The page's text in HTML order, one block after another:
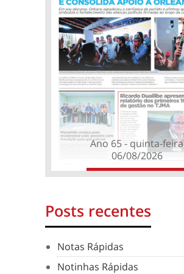
Ano 65 - quinta-feira
06/08/2026
Posts recentes
Notas Rápidas
Notinhas Rápidas